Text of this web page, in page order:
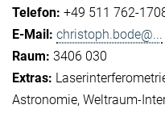
+49 511 762-
christoph.bode@...
3406 030
Astronomie Weltraum-